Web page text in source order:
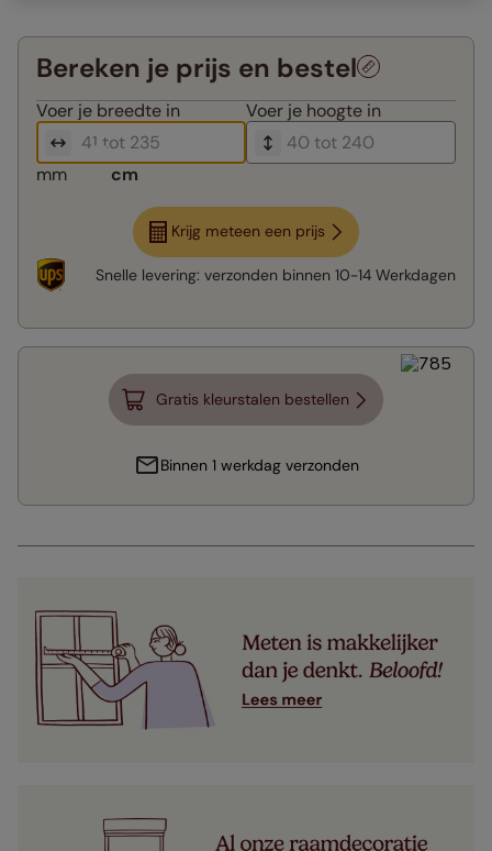
Bereken je prijs en bestel
Voer je breedte in Voer je hoogte in
mm cm
Krijg meteen een prijs
Snelle levering: verzonden binnen 10-14 Werkdagen
Gratis kleurstalen bestellen
Binnen 1 werkdag verzonden